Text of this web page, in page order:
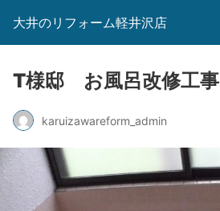
大井のリフォーム軽井沢店
T様邸 お風呂改修工事
karuizawareform_admin